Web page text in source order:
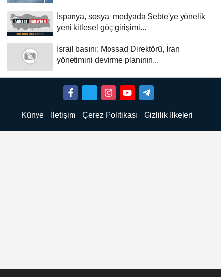
İspanya, sosyal medyada Sebte'ye yönelik
yeni kitlesel göç girişimi...
İsrail basını: Mossad Direktörü, İran
yönetimini devirme planının...
Künye İletişim Çerez Politikası Gizlilik İlkeleri